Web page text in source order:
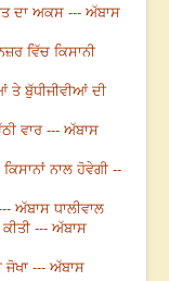
ਦਾ ਅਕਸ --- ਅੱਬਾਸ
ਵਿੱਚ ਕਿਸਾਨੀ
ਬੁੱਧੀਜੀਵੀਆਂ ਦੀ
ਵਾਰ --- ਅੱਬਾਸ
ਨਾਲ ਹੋਵੇਗੀ --
ਅੱਬਾਸ ਧਾਲੀਵਾਲ
--- ਅੱਬਾਸ
ਜੋਖਾ --- ਅੱਬਾਸ